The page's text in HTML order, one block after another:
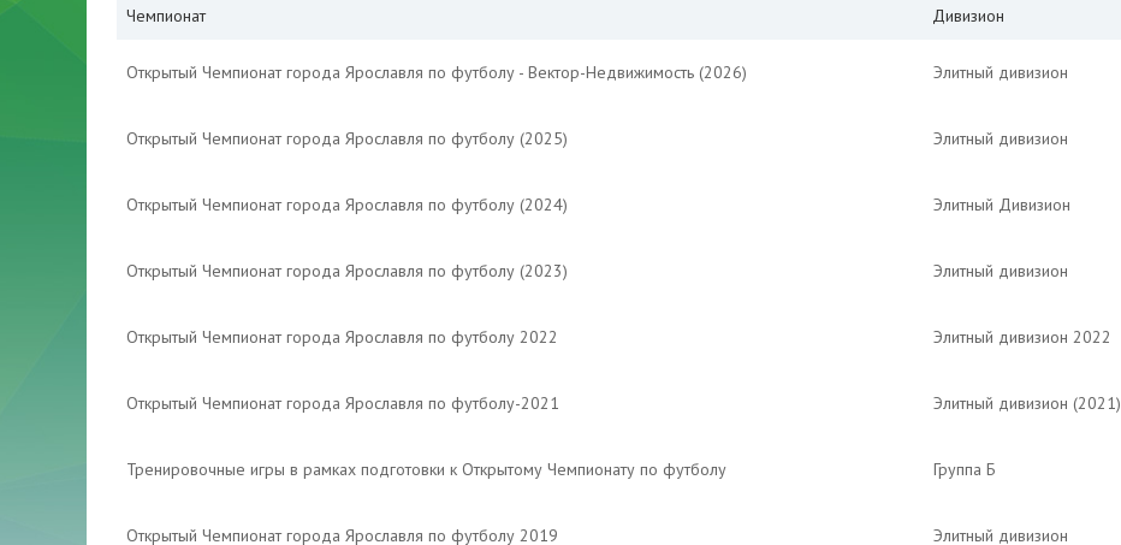
Чемпионат Дивизион
Открытый Чемпионат города Ярославля по футболу - Вектор-Недвижимость (2026) Элитный дивизион
Открытый Чемпионат города Ярославля по футболу (2025) Элитный дивизион
Открытый Чемпионат города Ярославля по футболу (2024) Элитный Дивизион
Открытый Чемпионат города Ярославля по футболу (2023) Элитный дивизион
Открытый Чемпионат города Ярославля по футболу 2022 Элитный дивизион 2022
Открытый Чемпионат города Ярославля по футболу-2021 Элитный дивизион (2021)
Тренировочные игры в рамках подготовки к Открытому Чемпионату по футболу Группа Б
Открытый Чемпионат города Ярославля по футболу 2019 Элитный дивизион